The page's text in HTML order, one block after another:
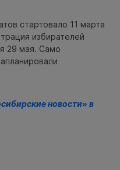
стартовало 11 марта
избирателей
29 мая. Само
новости» в